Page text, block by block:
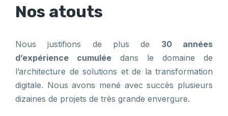
Nos atouts
Nous justifions de plus de 30 années
d’expérience cumulée dans le domaine de
l’architecture de solutions et de la transformation
digitale. Nous avons mené avec succès plusieurs
dizaines de projets de très grande envergure.